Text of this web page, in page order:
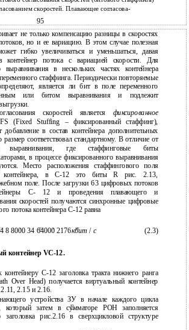
скоростей. Плавающее согласова-
95
не только компенсацию разницы в скоростях
но и ее вариацию. В этом случае полезная
гибко увеличиваться и уменьшаться, давая
контейнер потока с вариацией скорости. Для
выравнивания в нескольких частях контейнера
стаффинга. Периодически повторяемые
является ли бит в поле переменного
или битом выравнивания и подлежит
скоростей является фиксированное
FS (Fixed Stuffing – фиксированный стаффинг),
добавление в состав контейнера дополнительных
соответствовал стандартному. В отличие от
выравнивания, где стаффинговые биты
в процессе фиксированного выравнивания
Место расположения стаффингового поля
контейнера, в С-12 это биты R рис. 2.13,
поле. После загрузки 63 цифровых потоков
С- 12 и проведения плавающего и
скоростей получаются синхронные цифровые
потока контейнера C-12 равна
8 8000 34 64000 2176кбит / с (2.3)
контейнер VC-12.
контейнеру С-12 заголовка тракта нижнего ранга
Over Head) получается виртуальный контейнер
2.15 и 2.16.
устройства ЗУ в начале каждого цикла
который затем в сумматоре POH заполняется
заголовка рис.2.16 в сверхцикловой структуре